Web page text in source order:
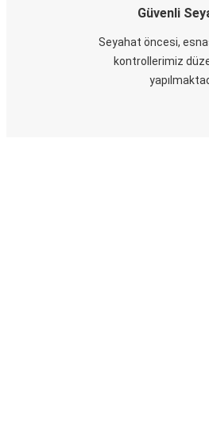
Güvenli
Seyahat öncesi,
kontrollerimiz